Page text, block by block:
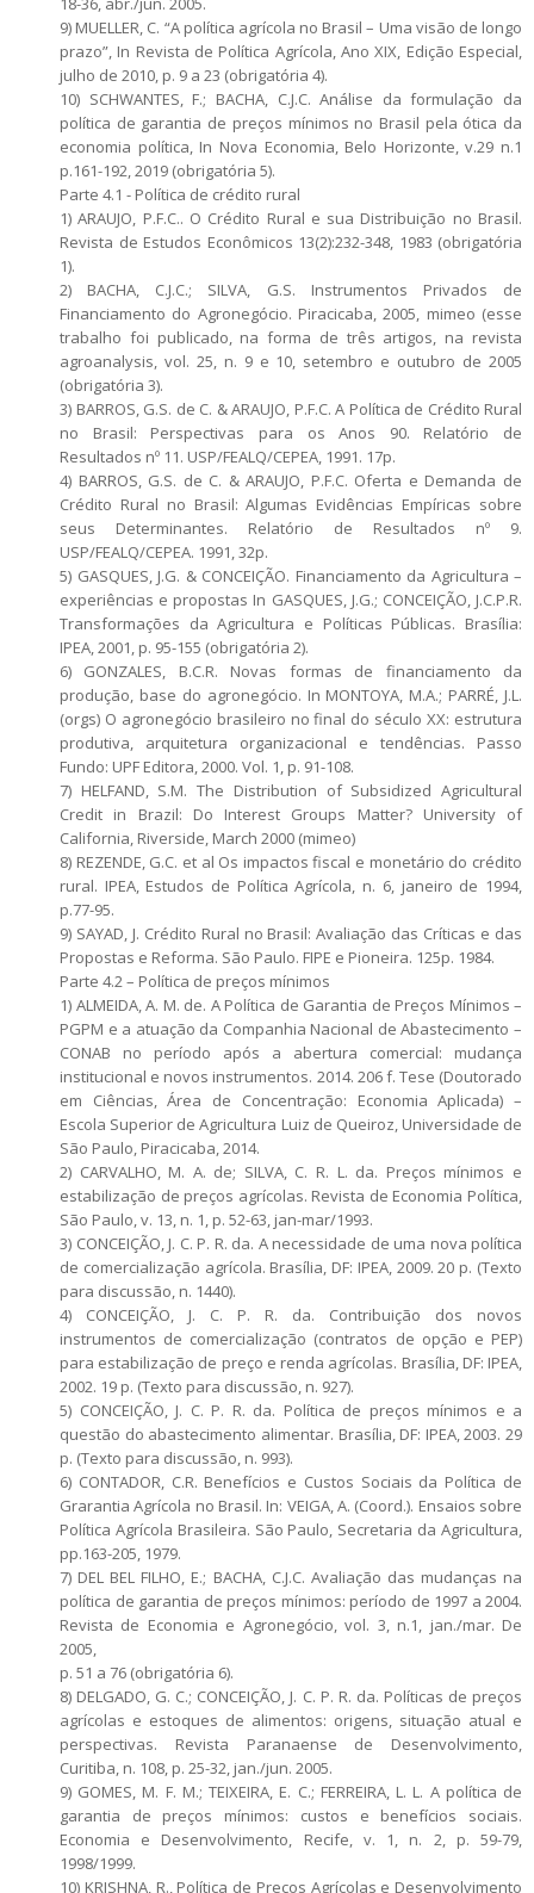
9) MUELLER, C. “A política agrícola no Brasil – Uma visão de longo
prazo”, In Revista de Política Agrícola, Ano XIX, Edição Especial,
julho de 2010, p. 9 a 23 (obrigatória 4).
10) SCHWANTES, F.; BACHA, C.J.C. Análise da formulação da
política de garantia de preços mínimos no Brasil pela ótica da
economia política, In Nova Economia, Belo Horizonte, v.29 n.1
p.161-192, 2019 (obrigatória 5).
Parte 4.1 - Política de crédito rural
1) ARAUJO, P.F.C.. O Crédito Rural e sua Distribuição no Brasil.
Revista de Estudos Econômicos 13(2):232-348, 1983 (obrigatória
1).
2) BACHA, C.J.C.; SILVA, G.S. Instrumentos Privados de
Financiamento do Agronegócio. Piracicaba, 2005, mimeo (esse
trabalho foi publicado, na forma de três artigos, na revista
agroanalysis, vol. 25, n. 9 e 10, setembro e outubro de 2005
(obrigatória 3).
3) BARROS, G.S. de C. & ARAUJO, P.F.C. A Política de Crédito Rural
no Brasil: Perspectivas para os Anos 90. Relatório de
Resultados nº 11. USP/FEALQ/CEPEA, 1991. 17p.
4) BARROS, G.S. de C. & ARAUJO, P.F.C. Oferta e Demanda de
Crédito Rural no Brasil: Algumas Evidências Empíricas sobre
seus Determinantes. Relatório de Resultados nº 9.
USP/FEALQ/CEPEA. 1991, 32p.
5) GASQUES, J.G. & CONCEIÇÃO. Financiamento da Agricultura –
experiências e propostas In GASQUES, J.G.; CONCEIÇÃO, J.C.P.R.
Transformações da Agricultura e Políticas Públicas. Brasília:
IPEA, 2001, p. 95-155 (obrigatória 2).
6) GONZALES, B.C.R. Novas formas de financiamento da
produção, base do agronegócio. In MONTOYA, M.A.; PARRÉ, J.L.
(orgs) O agronegócio brasileiro no final do século XX: estrutura
produtiva, arquitetura organizacional e tendências. Passo
Fundo: UPF Editora, 2000. Vol. 1, p. 91-108.
7) HELFAND, S.M. The Distribution of Subsidized Agricultural
Credit in Brazil: Do Interest Groups Matter? University of
California, Riverside, March 2000 (mimeo)
8) REZENDE, G.C. et al Os impactos fiscal e monetário do crédito
rural. IPEA, Estudos de Política Agrícola, n. 6, janeiro de 1994,
p.77-95.
9) SAYAD, J. Crédito Rural no Brasil: Avaliação das Críticas e das
Propostas e Reforma. São Paulo. FIPE e Pioneira. 125p. 1984.
Parte 4.2 – Política de preços mínimos
1) ALMEIDA, A. M. de. A Política de Garantia de Preços Mínimos –
PGPM e a atuação da Companhia Nacional de Abastecimento –
CONAB no período após a abertura comercial: mudança
institucional e novos instrumentos. 2014. 206 f. Tese (Doutorado
em Ciências, Área de Concentração: Economia Aplicada) –
Escola Superior de Agricultura Luiz de Queiroz, Universidade de
São Paulo, Piracicaba, 2014.
2) CARVALHO, M. A. de; SILVA, C. R. L. da. Preços mínimos e
estabilização de preços agrícolas. Revista de Economia Política,
São Paulo, v. 13, n. 1, p. 52-63, jan-mar/1993.
3) CONCEIÇÃO, J. C. P. R. da. A necessidade de uma nova política
de comercialização agrícola. Brasília, DF: IPEA, 2009. 20 p. (Texto
para discussão, n. 1440).
4) CONCEIÇÃO, J. C. P. R. da. Contribuição dos novos
instrumentos de comercialização (contratos de opção e PEP)
para estabilização de preço e renda agrícolas. Brasília, DF: IPEA,
2002. 19 p. (Texto para discussão, n. 927).
5) CONCEIÇÃO, J. C. P. R. da. Política de preços mínimos e a
questão do abastecimento alimentar. Brasília, DF: IPEA, 2003. 29
p. (Texto para discussão, n. 993).
6) CONTADOR, C.R. Benefícios e Custos Sociais da Política de
Grarantia Agrícola no Brasil. In: VEIGA, A. (Coord.). Ensaios sobre
Política Agrícola Brasileira. São Paulo, Secretaria da Agricultura,
pp.163-205, 1979.
7) DEL BEL FILHO, E.; BACHA, C.J.C. Avaliação das mudanças na
política de garantia de preços mínimos: período de 1997 a 2004.
Revista de Economia e Agronegócio, vol. 3, n.1, jan./mar. De
2005,
p. 51 a 76 (obrigatória 6).
8) DELGADO, G. C.; CONCEIÇÃO, J. C. P. R. da. Políticas de preços
agrícolas e estoques de alimentos: origens, situação atual e
perspectivas. Revista Paranaense de Desenvolvimento,
Curitiba, n. 108, p. 25-32, jan./jun. 2005.
9) GOMES, M. F. M.; TEIXEIRA, E. C.; FERREIRA, L. L. A política de
garantia de preços mínimos: custos e benefícios sociais.
Economia e Desenvolvimento, Recife, v. 1, n. 2, p. 59-79,
1998/1999.
10) KRISHNA, R., Política de Preços Agrícolas e Desenvolvimento